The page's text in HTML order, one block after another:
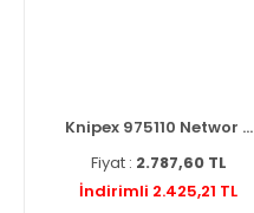
Knipex 975110 Networ ...
Fiyat : 2.787,60 TL
İndirimli 2.425,21 TL